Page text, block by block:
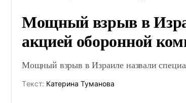
Мощный взрыв в
акцией оборонной
Мощный взрыв в Израиле назвали
Tекст: Катерина Туманова